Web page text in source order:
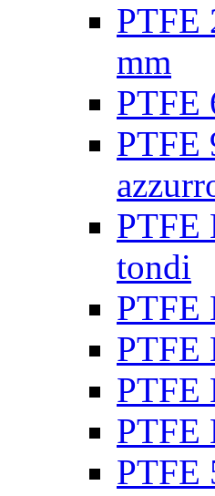
PTFE
mm
PTFE
PTFE
PTFE
tondi
PTFE
PTFE
PTFE
PTFE
PTFE